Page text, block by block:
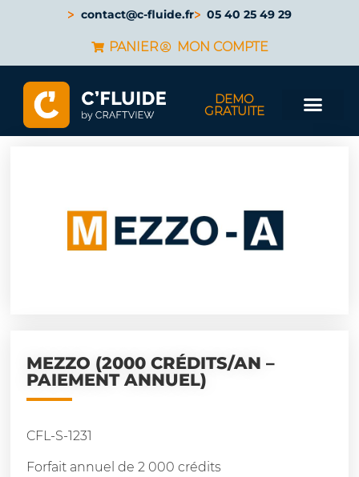
contact@c-fluide.fr 05 40 25 49 29
PANIER MON COMPTE
DEMO
GRATUITE
MEZZO (2000 CRÉDITS/AN –
PAIEMENT ANNUEL)
CFL-S-1231
Forfait annuel de 2 000 crédits